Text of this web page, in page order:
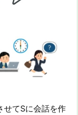
せてSに会話を作